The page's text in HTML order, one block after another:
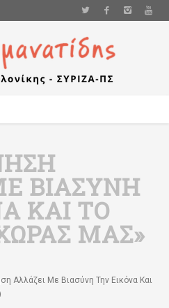
ΒΙΑΣΎΝΗ
ΚΑΙ ΤΟ
ΜΑΣ»
Αλλάζει Με Βιασύνη Την Εικόνα Και